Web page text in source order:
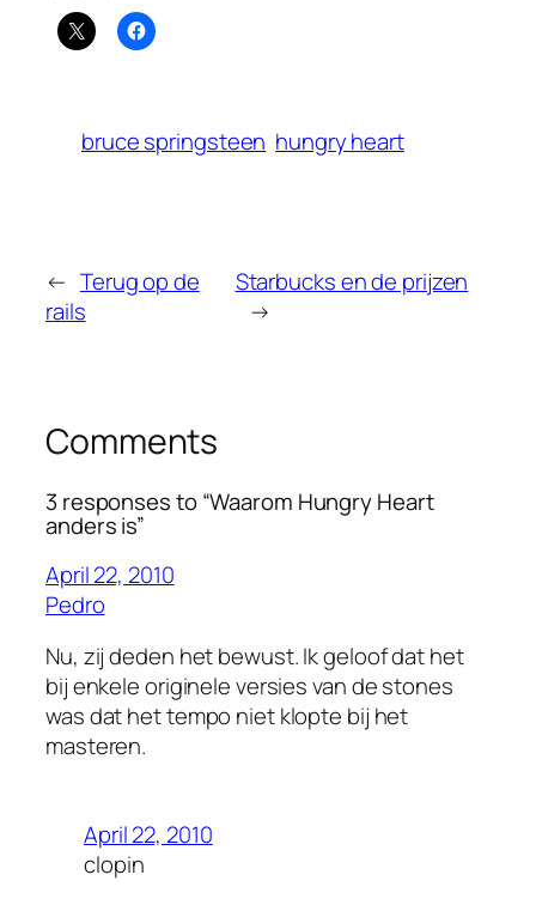
bruce springsteen hungry heart
← Terug op de
rails
Starbucks en de prijzen
→
Comments
3 responses to “Waarom Hungry Heart
anders is”
April 22, 2010
Pedro
Nu, zij deden het bewust. Ik geloof dat het
bij enkele originele versies van de stones
was dat het tempo niet klopte bij het
masteren.
April 22, 2010
clopin